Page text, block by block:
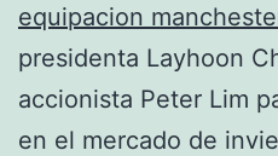
equipacion
presidenta Layhoon
accionista Peter Lim
en el mercado de